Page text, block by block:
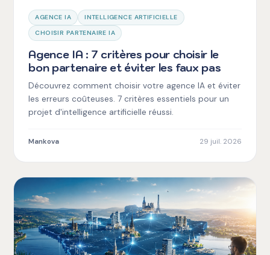
AGENCE IA
INTELLIGENCE ARTIFICIELLE
CHOISIR PARTENAIRE IA
Agence IA : 7 critères pour choisir le
bon partenaire et éviter les faux pas
Découvrez comment choisir votre agence IA et éviter
les erreurs coûteuses. 7 critères essentiels pour un
projet d'intelligence artificielle réussi.
Mankova 29 juil. 2026